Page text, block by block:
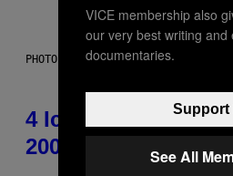
PHOTO: PETER KRAMER / GETTY
4 Iconic MTV
2000s You
VICE membership also
our very best writing and
documentaries.
Support
See All